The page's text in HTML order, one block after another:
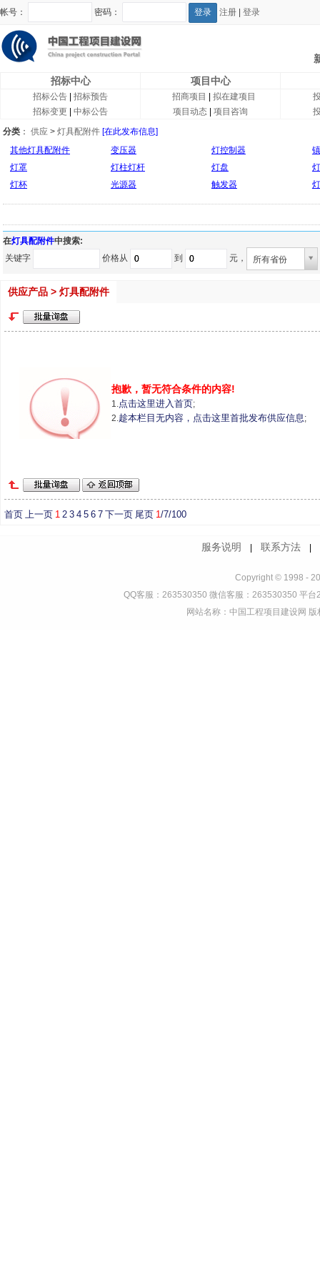
帐号： 密码： 注册 登录
招标中心
项目中心
招标公告
招标预告
招标变更
中标公告
招商项目
拟在建项目
项目动态
项目咨询
分类 ： 供应 > 灯具配附件 [在此发布信息]
其他灯具配附件
变压器 灯控制器
灯罩
灯柱灯杆 灯盘
灯杯
光源器 触发器
在灯具配附件中搜索:
关键字
价格从 到 元， 所有省份
供应产品 > 灯具配附件
抱歉，暂无符合条件的内容!
1.点击这里进入首页;
2.趁本栏目无内容，点击这里首批发布供应信息;
首页 上一页 1 2 3 4 5 6 7 下一页 尾页 1/7/100
服务说明 联系方法
Copyright © 1998 -
QQ客服：263530350 微信客服：263530350 平
网站名称：中国工程项目建设网